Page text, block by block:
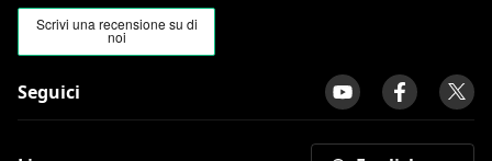
Seguici